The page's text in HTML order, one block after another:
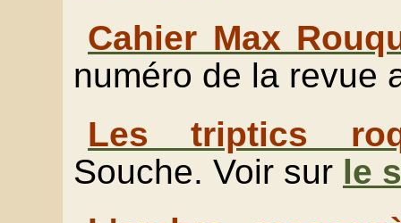
Cahier Max
numéro de la revue
Les triptics
Souche. Voir sur le